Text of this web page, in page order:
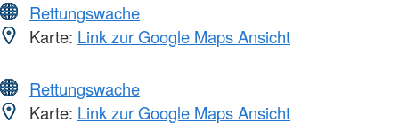
Rettungswache
Karte: Link zur Google Maps Ansicht
Rettungswache
Karte: Link zur Google Maps Ansicht